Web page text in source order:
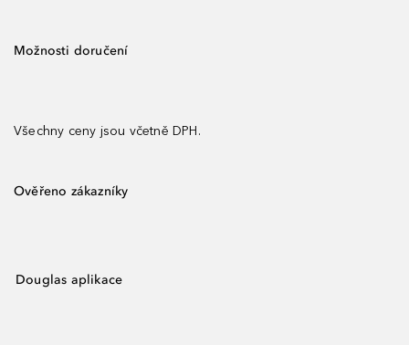
Možnosti doručení
Všechny ceny jsou včetně DPH.
Ověřeno zákazníky
Douglas aplikace